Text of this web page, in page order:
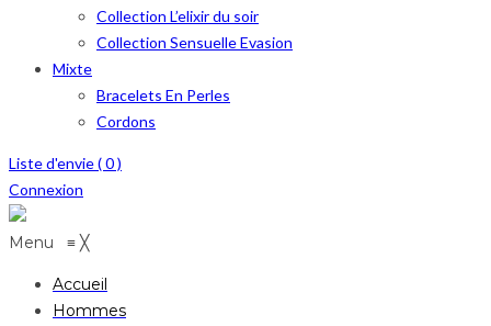
Collection L’elixir du soir
Collection Sensuelle Evasion
Mixte
Bracelets En Perles
Cordons
Liste d'envie (0)
Connexion
Menu ≡ ╳
Accueil
Hommes